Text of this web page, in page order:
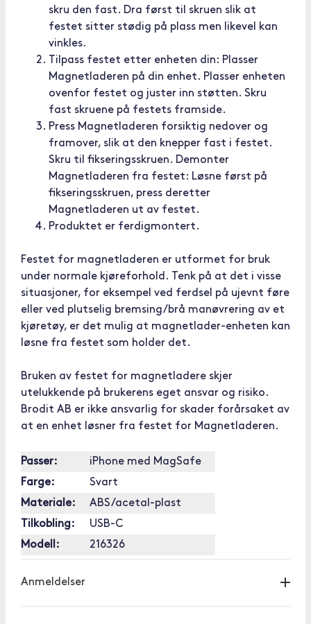
skru den fast. Dra først til skruen slik at
festet sitter stødig på plass men likevel kan
vinkles.
Tilpass festet etter enheten din: Plasser
Magnetladeren på din enhet. Plasser enheten
ovenfor festet og juster inn støtten. Skru
fast skruene på festets framside.
Press Magnetladeren forsiktig nedover og
framover, slik at den knepper fast i festet.
Skru til fikseringsskruen. Demonter
Magnetladeren fra festet: Løsne først på
fikseringsskruen, press deretter
Magnetladeren ut av festet.
Produktet er ferdigmontert.
Festet for magnetladeren er utformet for bruk
under normale kjøreforhold. Tenk på at det i visse
situasjoner, for eksempel ved ferdsel på ujevnt føre
eller ved plutselig bremsing/brå manøvrering av et
kjøretøy, er det mulig at magnetlader-enheten kan
løsne fra festet som holder det.
Bruken av festet for magnetladere skjer
utelukkende på brukerens eget ansvar og risiko.
Brodit AB er ikke ansvarlig for skader forårsaket av
at en enhet løsner fra festet for Magnetladeren.
Passer:
iPhone med MagSafe
Farge:
Svart
Materiale:
ABS/acetal-plast
Tilkobling:
USB-C
Modell:
216326
Anmeldelser